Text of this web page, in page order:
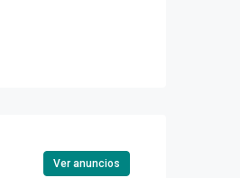
Ver anuncios